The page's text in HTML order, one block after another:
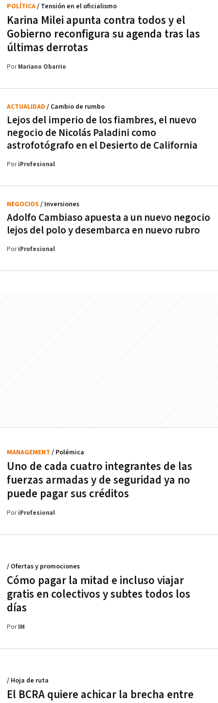
Karina Milei apunta contra todos y el
Gobierno reconfigura su agenda tras las
últimas derrotas
POLÍTICA/ Tensión en el oficialismo
PorMariano Obarrio
Lejos del imperio de los fiambres, el nuevo
negocio de Nicolás Paladini como
astrofotógrafo en el Desierto de California
ACTUALIDAD / Cambio de rumbo
PoriProfesional
Adolfo Cambiaso apuesta a un nuevo negocio
lejos del polo y desembarca en nuevo rubro
NEGOCIOS / Inversiones
PoriProfesional
Uno de cada cuatro integrantes de las
fuerzas armadas y de seguridad ya no
puede pagar sus créditos
MANAGEMENT / Polémica
PoriProfesional
Cómo pagar la mitad e incluso viajar
gratis en colectivos y subtes todos los
días
/ Ofertas y promociones
PorIM
El BCRA quiere achicar la brecha entre
/ Hoja de ruta